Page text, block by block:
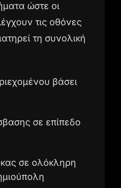
ώστε οι
τις οθόνες
τη συνολική
βάσει
σε επίπεδο
σε ολόκληρη